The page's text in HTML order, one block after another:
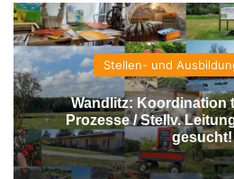
Stellen- und
Wandlitz: Koordination
Prozesse / Stellv. Leitung
gesucht!